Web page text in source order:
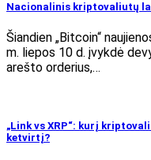
Nacionalinis kriptovaliutų
Šiandien „Bitcoin“
m. liepos 10 d. įvykdė
arešto orderius,…
„Link vs XRP“: kurį
ketvirtį?